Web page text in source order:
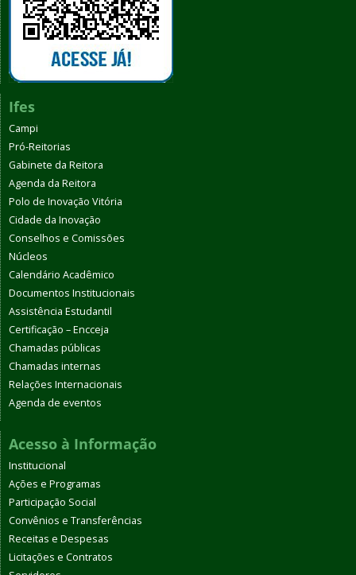
Ifes
Campi
Pró-Reitorias
Gabinete da Reitora
Agenda da Reitora
Polo de Inovação Vitória
Cidade da Inovação
Conselhos e Comissões
Núcleos
Calendário Acadêmico
Documentos Institucionais
Assistência Estudantil
Certificação – Encceja
Chamadas públicas
Chamadas internas
Relações Internacionais
Agenda de eventos
Acesso à Informação
Institucional
Ações e Programas
Participação Social
Convênios e Transferências
Receitas e Despesas
Licitações e Contratos